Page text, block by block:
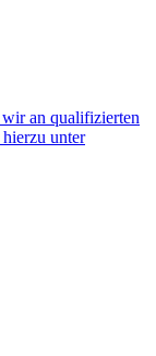
an qualifizierten
unter